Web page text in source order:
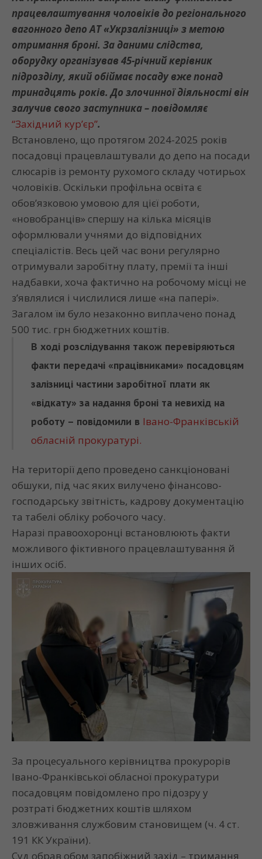
працевлаштування чоловіків до регіонального
вагонного депо АТ «Укрзалізниці» з метою
отримання броні. За даними слідства,
оборудку організував 45-річний керівник
підрозділу, який обіймає посаду вже понад
тринадцять років. До злочинної діяльності він
залучив свого заступника – повідомляє
“Західний кур’єр”.
Встановлено, що протягом 2024-2025 років
посадовці працевлаштували до депо на посади
слюсарів із ремонту рухомого складу чотирьох
чоловіків. Оскільки профільна освіта є
обов’язковою умовою для цієї роботи,
«новобранців» спершу на кілька місяців
оформлювали учнями до відповідних
спеціалістів. Весь цей час вони регулярно
отримували заробітну плату, премії та інші
надбавки, хоча фактично на робочому місці не
з’являлися і числилися лише «на папері».
Загалом їм було незаконно виплачено понад
500 тис. грн бюджетних коштів.
В ході розслідування також перевіряються
факти передачі «працівниками» посадовцям
залізниці частини заробітної плати як
«відкату» за надання броні та невихід на
роботу – повідомили в Івано-Франківській
обласній прокуратурі.
На території депо проведено санкціоновані
обшуки, під час яких вилучено фінансово-
господарську звітність, кадрову документацію
та табелі обліку робочого часу.
Наразі правоохоронці встановлюють факти
можливого фіктивного працевлаштування й
інших осіб.
За процесуального керівництва прокурорів
Івано-Франківської обласної прокуратури
посадовцям повідомлено про підозру у
розтраті бюджетних коштів шляхом
зловживання службовим становищем (ч. 4 ст.
191 КК України).
Суд обрав обом запобіжний захід – тримання